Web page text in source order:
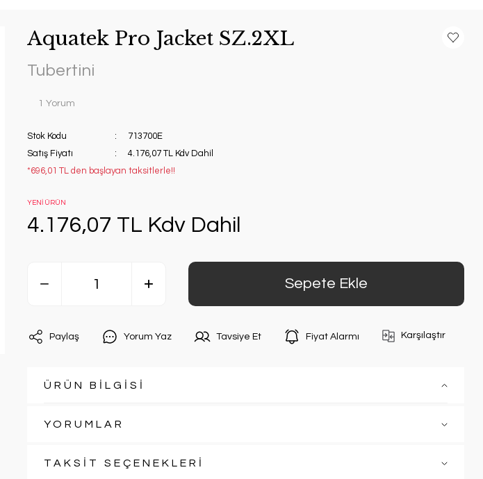
Aquatek Pro Jacket SZ.2XL
Tubertini
1 Yorum
Stok Kodu
713700E
Satış Fiyatı
4.176,07 TL Kdv Dahil
*696,01 TL den başlayan taksitlerle!!
YENİ ÜRÜN
4.176,07 TL Kdv Dahil
Sepete Ekle
Paylaş Yorum Yaz Tavsiye Et Fiyat Alarmı Karşılaştır
ÜRÜN BİLGİSİ
YORUMLAR
TAKSİT SEÇENEKLERİ